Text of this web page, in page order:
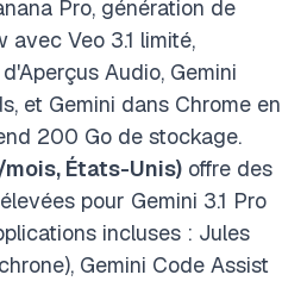
Pro, génération de
avec Veo 3.1 limité,
Audio, Gemini
et Gemini dans Chrome en
200 Go de stockage.
mois, États-Unis) offre des
pour Gemini 3.1 Pro
incluses : Jules
Gemini Code Assist